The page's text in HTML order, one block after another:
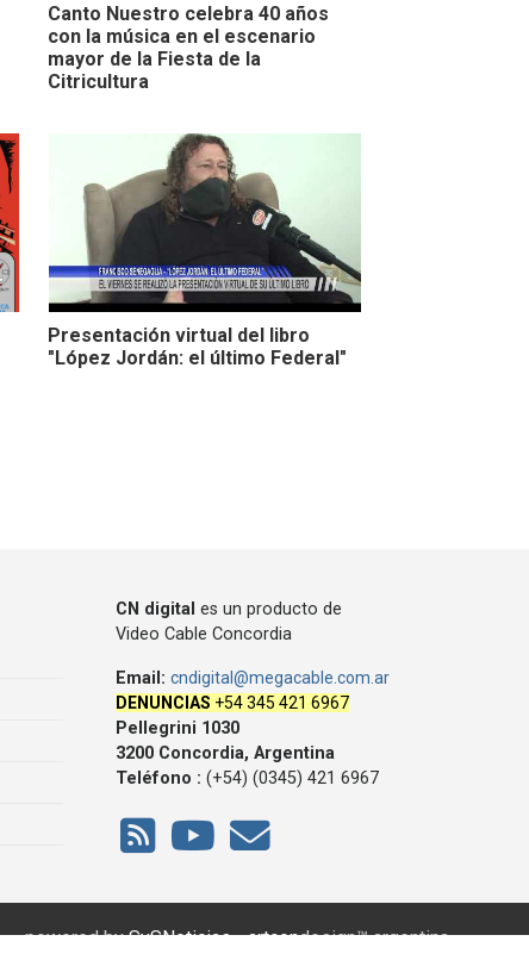
Canto Nuestro celebra 40 años
con la música en el escenario
mayor de la Fiesta de la
Citricultura
Presentación virtual del libro
"López Jordán: el último Federal"
CN digital es un producto de
Video Cable Concordia
Email: cndigital@megacable.com.ar
DENUNCIAS +54 345 421 6967
Pellegrini 1030
3200 Concordia, Argentina
Teléfono : (+54) (0345) 421 6967
powered bySySNoticias - artcondesign™ argentina